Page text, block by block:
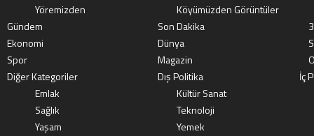
Yöremizden
Köyümüzden Görüntüler
Gündem
Son Dakika
Ekonomi
Dünya
Spor
Magazin
Diğer Kategoriler
Dış Politika
İç
Emlak
Kültür Sanat
Sağlık
Teknoloji
Yaşam
Yemek